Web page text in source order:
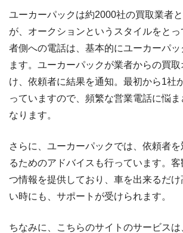
ユーカーパックは約2000社の買取業者
が、オークションというスタイルをと
者側への電話は、基本的にユーカーパッ
ます。ユーカーパックが業者からの買
け、依頼者に結果を通知。最初から1社
っていますので、頻繁な営業電話に悩ま
なります。
さらに、ユーカーパックでは、依頼者
るためのアドバイスも行っています。
つ情報を提供しており、車を出来るだ
い時にも、サポートが受けられます。
ちなみに、こちらのサイトのサービス